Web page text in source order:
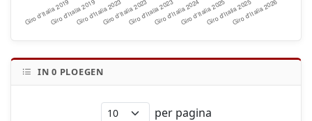
IN0 PLOEGEN
per pagina